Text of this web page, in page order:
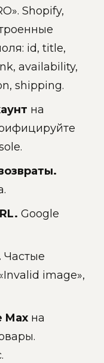
Shopify,
id, title,
availability,
shipping.
на
Google
Частые
image»,
Max на